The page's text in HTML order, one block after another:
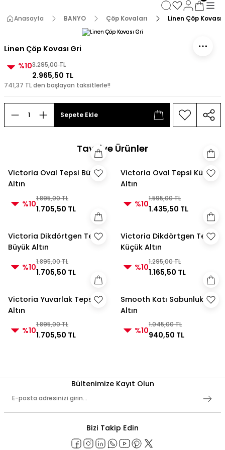
3000 TL ve Üzeri Alışverişlerde Kargo Bedava! 2
3000 TL ve Üzeri Alışverişlerde Kargo Bedava!
3000 TL ve Üzeri Alışverişlerde Kargo Bedava!
Anasayfa BANYO Çöp Kovaları Linen Çöp Kovası
Linen Çöp Kovası Gri
%103.295,00 TL
2.965,50 TL
741,37 TL den başlayan taksitlerle!!
Sepete Ekle
Tavsiye Ürünler
Victoria Oval Tepsi Büyük
Altın
%10
1.895,00 TL
1.705,50 TL
Victoria Oval Tepsi Küçük
Altın
%10
1.595,00 TL
1.435,50 TL
Victoria Dikdörtgen Tepsi
Büyük Altın
%10
1.895,00 TL
1.705,50 TL
Victoria Dikdörtgen Tepsi
Küçük Altın
%10
1.295,00 TL
1.165,50 TL
Victoria Yuvarlak Tepsi
Altın
%10
1.895,00 TL
1.705,50 TL
Smooth Katı Sabunluk
Altın
%10
1.045,00 TL
940,50 TL
Bültenimize Kayıt Olun
Bizi Takip Edin